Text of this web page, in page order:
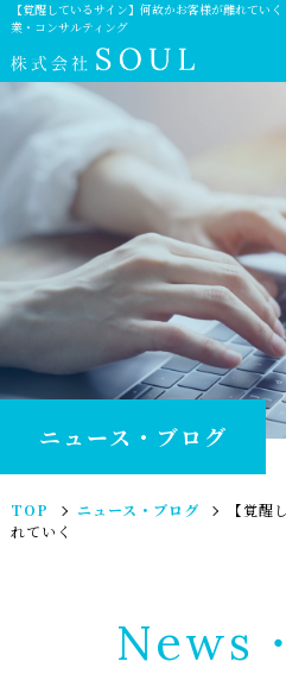
【覚醒しているサイン】何故かお客様が離れてい
業・コンサルティング
ニュース・ブログ
TOP ニュース・ブログ
【覚醒
れていく
News